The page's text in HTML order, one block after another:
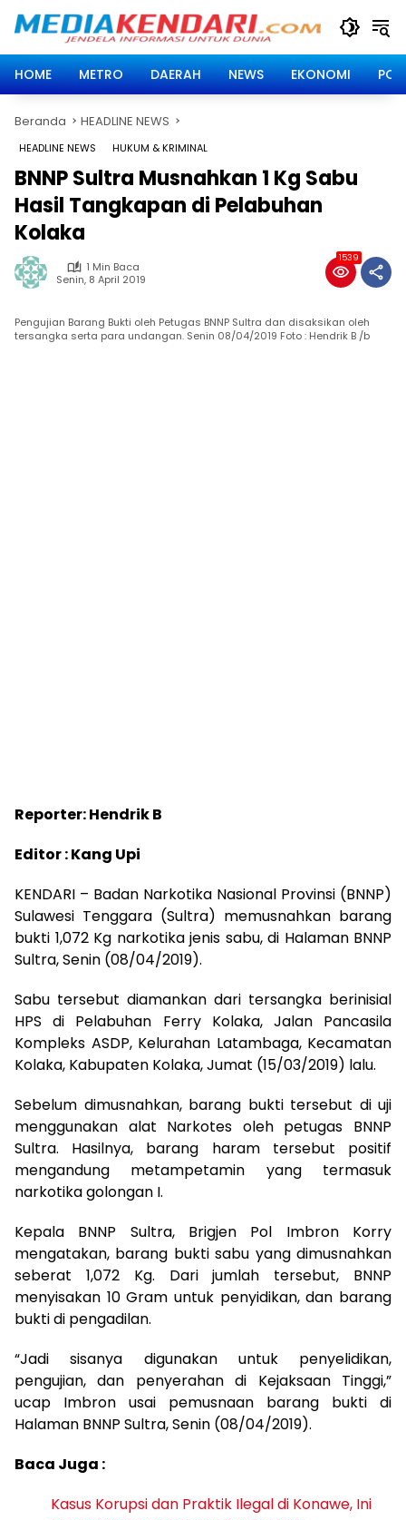
HOME
METRO DAERAH NEWS EKONOMI
Beranda HEADLINE NEWS
HEADLINE NEWS HUKUM & KRIMINAL
BNNP Sultra Musnahkan 1 Kg Sabu
Hasil Tangkapan di Pelabuhan
Kolaka
1 Min Baca
Senin, 8 April 2019
1539
Pengujian Barang Bukti oleh Petugas BNNP Sultra dan disaksikan oleh
tersangka serta para undangan. Senin 08/04/2019 Foto : Hendrik B /b
Reporter: Hendrik B
Editor : Kang Upi
KENDARI – Badan Narkotika Nasional Provinsi (BNNP)
Sulawesi Tenggara (Sultra) memusnahkan barang
bukti 1,072 Kg narkotika jenis sabu, di Halaman BNNP
Sultra, Senin (08/04/2019).
Sabu tersebut diamankan dari tersangka berinisial
HPS di Pelabuhan Ferry Kolaka, Jalan Pancasila
Kompleks ASDP, Kelurahan Latambaga, Kecamatan
Kolaka, Kabupaten Kolaka, Jumat (15/03/2019) lalu.
Sebelum dimusnahkan, barang bukti tersebut di uji
menggunakan alat Narkotes oleh petugas BNNP
Sultra. Hasilnya, barang haram tersebut positif
mengandung metampetamin yang termasuk
narkotika golongan I.
Kepala BNNP Sultra, Brigjen Pol Imbron Korry
mengatakan, barang bukti sabu yang dimusnahkan
seberat 1,072 Kg. Dari jumlah tersebut, BNNP
menyisakan 10 Gram untuk penyidikan, dan barang
bukti di pengadilan.
“Jadi sisanya digunakan untuk penyelidikan,
pengujian, dan penyerahan di Kejaksaan Tinggi,”
ucap Imbron usai pemusnaan barang bukti di
Halaman BNNP Sultra, Senin (08/04/2019).
Baca Juga :
Kasus Korupsi dan Praktik Ilegal di Konawe, Ini